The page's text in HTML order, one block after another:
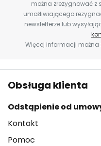
można zrezygnować z
umożliwiającego
newsletterze lub
Więcej informacji można
Obsługa klienta
Odstąpienie od
Kontakt
Pomoc